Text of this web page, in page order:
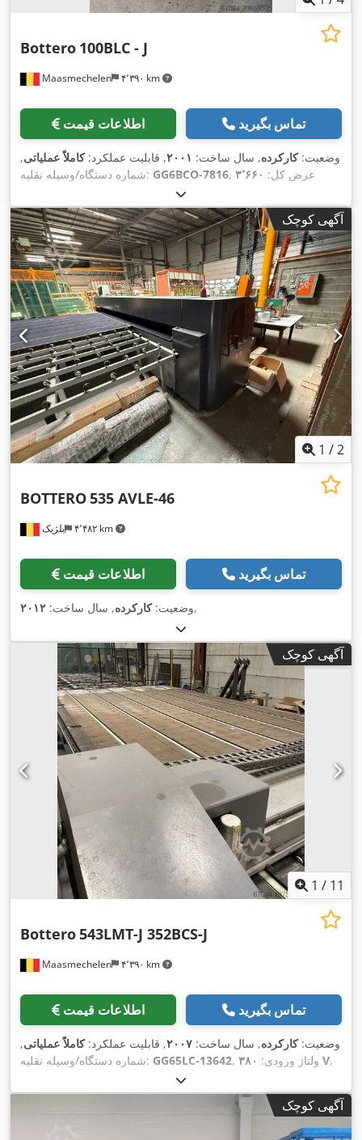
Maasmechelen ۴٬۳۹۰ km
Bottero 100BLC - J
اطلاعات قیمت تماس بگیرید
وضعیت:کارکرده, سال ساخت: ۲۰۰۱, قابلیت عملکرد:کاملاً عملیاتی,
شماره دستگاه/وسیله نقلیه: GG6BCO-7816 , عرض کل: ۳٬۶۶۰
جریان ورودی:سه فاز, ولتاژ ورودی: ۳۸۰ V , فرکانس ورودی:۵۰
هرتز, اتصال هوای فشرده:۶ میله , فشار:۶ میله , آگهی کوچک
1 /2
بلژیک ۴٬۴۸۲ km
BOTTERO535 AVLE-46
اطلاعات قیمت تماس بگیرید
وضعیت:کارکرده, سال ساخت: ۲۰۱۲ ,
آگهی کوچک
1 / 11
Maasmechelen ۴٬۳۹۰ km
Bottero543LMT-J 352BCS-J
اطلاعات قیمت تماس بگیرید
وضعیت:کارکرده, سال ساخت: ۲۰۰۷, قابلیت عملکرد:کاملاً عملیاتی,
شماره دستگاه/وسیله نقلیه: GG65LC-13642 , ولتاژ ورودی: ۳۸۰ V,
فرکانس ورودی:
آگهی کوچک